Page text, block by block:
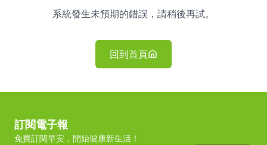
系統發生未預期的錯誤，請稍後再試。
回到首頁
訂閱電子報
免費訂閱早安，開始健康新生活！